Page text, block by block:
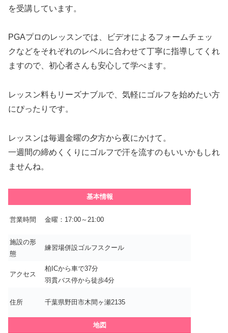
を受講しています。
PGAプロのレッスンでは、ビデオによるフォームチェッ
クなどをそれぞれのレベルに合わせて丁寧に指導してくれ
ますので、初心者さんも安心して学べます。
レッスン料もリーズナブルで、気軽にゴルフを始めたい方
にぴったりです。
レッスンは毎週金曜の夕方から夜にかけて。
一週間の締めくくりにゴルフで汗を流すのもいいかもしれ
ませんね。
基本情報
営業時間 金曜：17:00～21:00
施設の形
態
練習場併設ゴルフスクール
アクセス
柏ICから車で37分
羽貫バス停から徒歩4分
住所 千葉県野田市木間ヶ瀬2135
地図